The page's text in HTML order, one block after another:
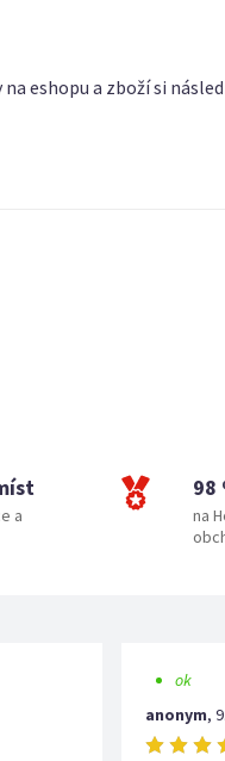
eshopu a zboží si
a
98
na
ok
anonym,